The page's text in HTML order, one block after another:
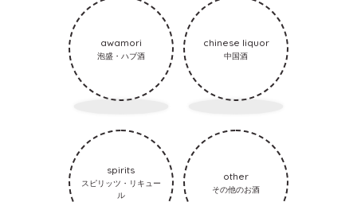
awamori
泡盛・ハブ酒
chinese liquor
中国酒
spirits
スピリッツ・リキュー
ル
other
その他のお酒